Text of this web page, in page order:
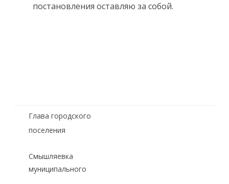
постановления оставляю за собой.
Глава городского
поселения
Смышляевка
муниципального